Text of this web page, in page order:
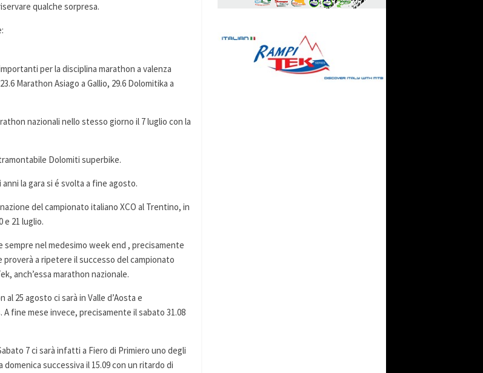
qualche sorpresa.
per la disciplina marathon a valenza
Marathon Asiago a Gallio, 29.6 Dolomitika a
nazionali nello stesso giorno il 7 luglio con la
Dolomiti superbike.
la gara si é svolta a fine agosto.
del campionato italiano XCO al Trentino, in
e 21 luglio.
sempre nel medesimo week end , precisamente
proverà a ripetere il successo del campionato
anch’essa marathon nazionale.
25 agosto ci sarà in Valle d’Aosta e
A fine mese invece, precisamente il sabato 31.08
7 ci sarà infatti a Fiero di Primiero uno degli
successiva il 15.09 con un ritardo di